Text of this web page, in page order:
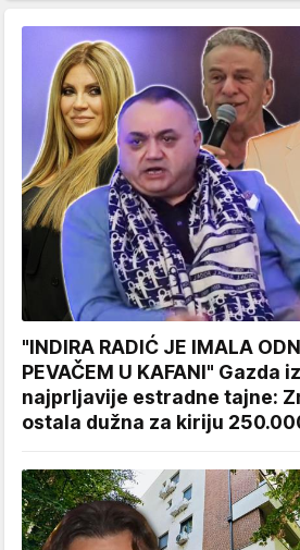
"INDIRA RADIĆ JE IMALA
PEVAČEM U KAFANI" Gazda
najprljavije estradne tajne:
ostala dužna za kiriju